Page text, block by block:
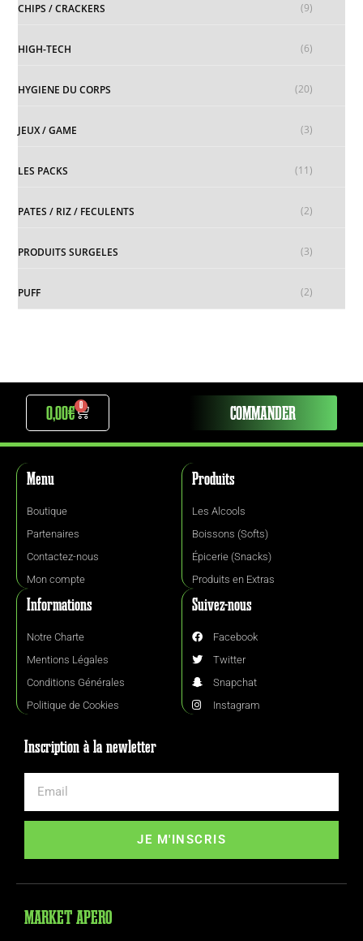
CHIPS / CRACKERS (9)
HIGH-TECH (6)
HYGIENE DU CORPS (20)
JEUX / GAME (3)
LES PACKS (11)
PATES / RIZ / FECULENTS (2)
PRODUITS SURGELES (3)
PUFF (2)
0,00€ COMMANDER
Menu
Boutique
Partenaires
Contactez-nous
Mon compte
Produits
Les Alcools
Boissons (Softs)
Épicerie (Snacks)
Produits en Extras
Informations
Notre Charte
Mentions Légales
Conditions Générales
Politique de Cookies
Suivez-nous
Facebook
Twitter
Snapchat
Instagram
Inscription à la newletter
JE M'INSCRIS
MARKET APERO